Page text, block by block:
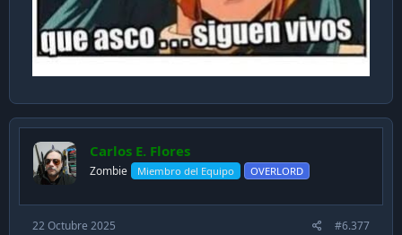
Carlos E. Flores
Zombie Miembro del Equipo OVERLORD
22 Octubre 2025 #6.377